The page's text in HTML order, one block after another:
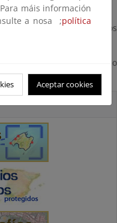
sobre los espacios
del Dominio Público
máis información
a nosa ;política
Aceptar cookies